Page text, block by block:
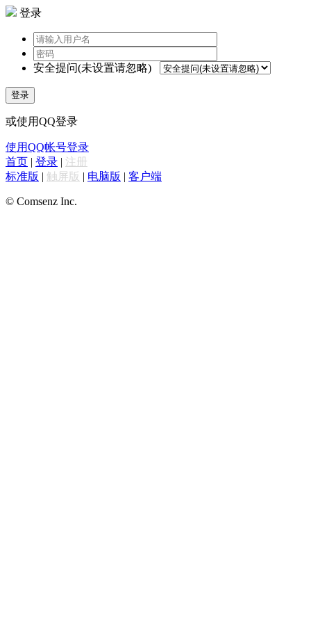
登录
安全提问(未设置请忽略)
登录
或使用QQ登录
使用QQ帐号登录
首页 | 登录 | 注册
标准版 | 触屏版 | 电脑版 | 客户端
© Comsenz Inc.